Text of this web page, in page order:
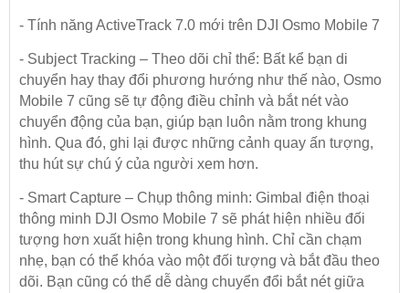
- Tính năng ActiveTrack 7.0 mới trên DJI Osmo Mobile 7
- Subject Tracking – Theo dõi chỉ thể: Bất kể bạn di
chuyển hay thay đổi phương hướng như thế nào, Osmo
Mobile 7 cũng sẽ tự động điều chỉnh và bắt nét vào
chuyển động của bạn, giúp bạn luôn nằm trong khung
hình. Qua đó, ghi lại được những cảnh quay ấn tượng,
thu hút sự chú ý của người xem hơn.
- Smart Capture – Chụp thông minh: Gimbal điện thoại
thông minh DJI Osmo Mobile 7 sẽ phát hiện nhiều đối
tượng hơn xuất hiện trong khung hình. Chỉ cần chạm
nhẹ, bạn có thể khóa vào một đối tượng và bắt đầu theo
dõi. Bạn cũng có thể dễ dàng chuyển đổi bắt nét giữa